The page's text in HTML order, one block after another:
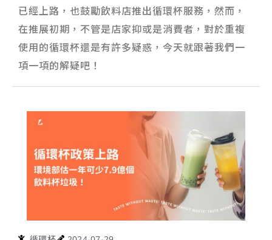
已經上路，也鼓勵飲料店推出循環杯服務，然而，
在推展初期，不管是店家抑或是消費者，對於重複
使用的循環杯還是有許多疑惑，今天就跟著我們一
項一項的解疑吧！